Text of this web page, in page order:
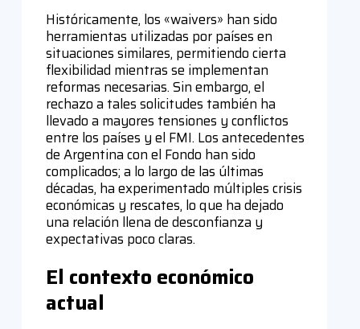
Históricamente, los «waivers» han sido
herramientas utilizadas por países en
situaciones similares, permitiendo cierta
flexibilidad mientras se implementan
reformas necesarias. Sin embargo, el
rechazo a tales solicitudes también ha
llevado a mayores tensiones y conflictos
entre los países y el FMI. Los antecedentes
de Argentina con el Fondo han sido
complicados; a lo largo de las últimas
décadas, ha experimentado múltiples crisis
económicas y rescates, lo que ha dejado
una relación llena de desconfianza y
expectativas poco claras.
El contexto económico
actual